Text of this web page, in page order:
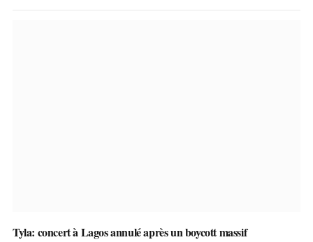
Tyla: concert à Lagos annulé après un boycott massif